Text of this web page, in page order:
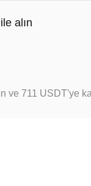
ile alın
ve 711 USDT'ye